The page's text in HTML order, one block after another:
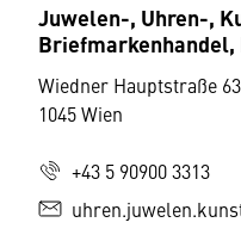
Juwelen-, Uhren-, Kunst-, Antiquitäten- und
Wiedner Hauptstraße 63
1045 Wien
+43 5 90900 3313